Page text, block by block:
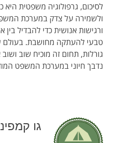
לסיכום, גרפולוגיה משפטית היא
ולשמירה על צדק במערכת
ורגישות אנושית כדי להבדיל בין
טבעי להעתקה מחושבת. בעולם
גורלות, תחום זה מוכיח שוב
נדבך חיוני במערכת המשפט
גו